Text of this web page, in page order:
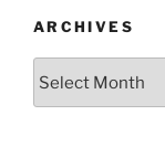
ARCHIVES